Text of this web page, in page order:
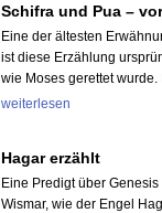
Schifra und Pua –
Eine der ältesten
ist diese Erzählung
wie Moses gerettet
weiterlesen
Hagar erzählt
Eine Predigt über
Wismar, wie der Engel